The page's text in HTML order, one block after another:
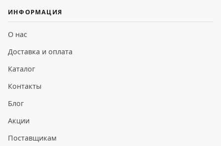
ИНФОРМАЦИЯ
О нас
Доставка и оплата
Каталог
Контакты
Блог
Акции
Поставщикам